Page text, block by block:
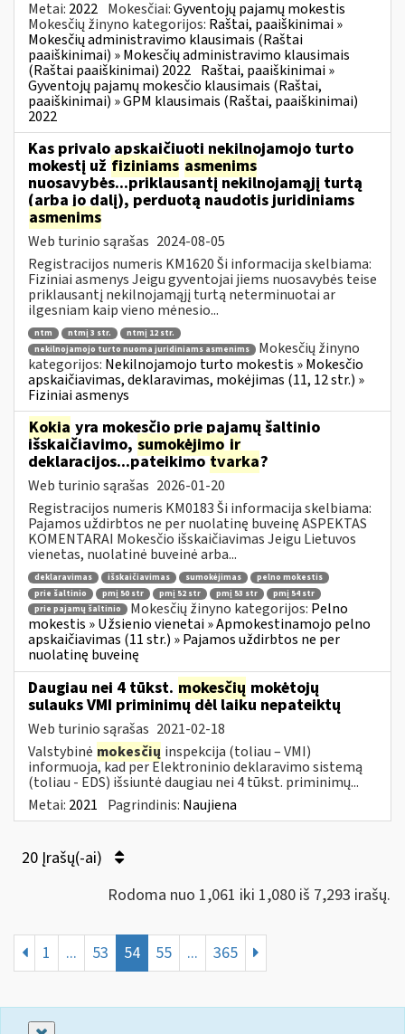
Metai: 2022 Mokesčiai:Gyventojų pajamų mokestis
Mokesčių žinyno kategorijos: Raštai, paaiškinimai »
Mokesčių administravimo klausimais (Raštai
paaiškinimai) » Mokesčių administravimo klausimais
(Raštai paaiškinimai) 2022 Raštai, paaiškinimai »
Gyventojų pajamų mokesčio klausimais (Raštai,
paaiškinimai) » GPM klausimais (Raštai, paaiškinimai)
2022
Kas privalo apskaičiuoti nekilnojamojo turto
mokestį už fiziniams asmenims
nuosavybės...priklausantį nekilnojamąjį turtą
(arba jo dalį), perduotą naudotis juridiniams
asmenims
Web turinio sąrašas 2024-08-05
Registracijos numeris KM1620 Ši informacija skelbiama:
Fiziniai asmenys Jeigu gyventojai jiems nuosavybės teise
priklausantį nekilnojamąjį turtą neterminuotai ar
ilgesniam kaip vieno mėnesio...
ntm ntmį 3 str.
ntmį 12 str.
nekilnojamojo turto nuoma juridiniams asmenims
Mokesčių žinyno
kategorijos: Nekilnojamojo turto mokestis » Mokesčio
apskaičiavimas, deklaravimas, mokėjimas (11, 12 str.) »
Fiziniai asmenys
Kokia yra mokesčio prie pajamų šaltinio
išskaičiavimo, sumokėjimo ir
deklaracijos...pateikimotvarka?
Web turinio sąrašas 2026-01-20
Registracijos numeris KM0183 Ši informacija skelbiama:
Pajamos uždirbtos ne per nuolatinę buveinę ASPEKTAS
KOMENTARAI Mokesčio išskaičiavimas Jeigu Lietuvos
vienetas, nuolatinė buveinė arba...
deklaravimas išskaičiavimas sumokėjimas
pelno mokestis
prie šaltinio
pmį 50 str pmį 52 str pmį 53 str
pmį 54 str
prie pajamų šaltinio
Mokesčių žinyno kategorijos: Pelno
mokestis » Užsienio vienetai » Apmokestinamojo pelno
apskaičiavimas (11 str.) » Pajamos uždirbtos ne per
nuolatinę buveinę
Daugiau nei 4 tūkst. mokesčių mokėtojų
sulauks VMI priminimų dėl laiku nepateiktų
Web turinio sąrašas 2021-02-18
Valstybinė mokesčių inspekcija (toliau – VMI)
informuoja, kad per Elektroninio deklaravimo sistemą
(toliau - EDS) išsiuntė daugiau nei 4 tūkst. priminimų...
Metai: 2021 Pagrindinis: Naujiena
20 Įrašų(-ai)
Rodoma nuo 1,061 iki 1,080 iš 7,293 irašų.
1 ... 53 54 55 ... 365